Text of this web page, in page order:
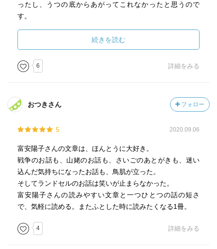
ったし、うつの底からあがってこれなかったと思うので
す。
ず、戦争の悲惨さで胸がしめつけられるおはなしです。
昔から現代まで、いろいろな富安さんの姿が読めるエッセ
イです。
続きを読む
6 詳細をみる
おつきさん フォロー
5 2020.09.06
富安陽子さんの文章は、ほんとうに大好き。
戦争のお話も、山姥のお話も、さいごのあとがきも、迷い
込んだ気持ちになったお話も、鳥肌が立った。
そしてランドセルのお話は笑いが止まらなかった。
富安陽子さんの読みやすい文章と一つひとつの話の短さ
で、気軽に読める。またふとした時に読みたくなる1冊。
4 詳細をみる